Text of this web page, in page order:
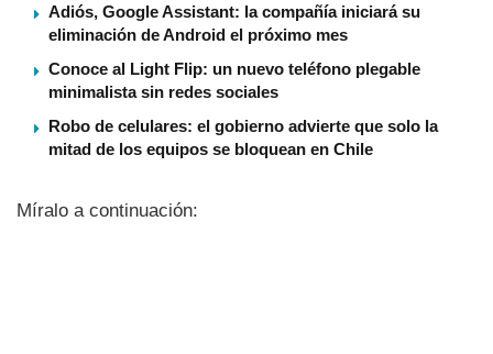
Adiós, Google Assistant: la compañía iniciará su
eliminación de Android el próximo mes
Conoce al Light Flip: un nuevo teléfono plegable
minimalista sin redes sociales
Robo de celulares: el gobierno advierte que solo la
mitad de los equipos se bloquean en Chile
Mí­ralo a continuación: